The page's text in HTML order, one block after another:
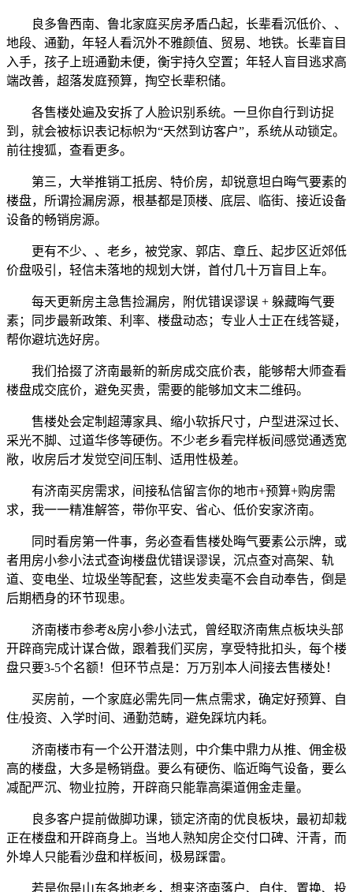
良多鲁西南、鲁北家庭买房矛盾凸起，长辈看沉低价、、
地段、通勤，年轻人看沉外不雅颜值、贸易、地铁。长辈盲目
入手，孩子上班通勤未便，衡宇持久空置；年轻人盲目逃求高
端改善，超落发庭预算，掏空长辈积储。
各售楼处遍及安拆了人脸识别系统。一旦你自行到访捉
到，就会被标识表记标帜为“天然到访客户”，系统从动锁定。
前往搜狐，查看更多。
第三，大举推销工抵房、特价房，却锐意坦白晦气要素的
楼盘，所谓捡漏房源，根基都是顶楼、底层、临街、接近设备
设备的畅销房源。
更有不少、、老乡，被党家、郭店、章丘、起步区近郊低
价盘吸引，轻信未落地的规划大饼，首付几十万盲目上车。
每天更新房主急售捡漏房，附优错误谬误 + 躲藏晦气要
素；同步最新政策、利率、楼盘动态；专业人士正在线答疑，
帮你避坑选好房。
我们拾掇了济南最新的新房成交底价表，能够帮大师查看
楼盘成交底价，避免买贵，需要的能够加文末二维码。
售楼处会定制超薄家具、缩小软拆尺寸，户型进深过长、
采光不脚、过道华侈等硬伤。不少老乡看完样板间感觉通透宽
敞，收房后才发觉空间压制、适用性极差。
有济南买房需求，间接私信留言你的地市+预算+购房需
求，我一一精准解答，带你平安、省心、低价安家济南。
同时看房第一件事，务必查看售楼处晦气要素公示牌，或
者用房小参小法式查询楼盘优错误谬误，沉点查对高架、轨
道、变电坐、垃圾坐等配套，这些发卖毫不会自动奉告，倒是
后期栖身的环节现患。
济南楼市参考&房小参小法式，曾经取济南焦点板块头部
开辟商完成计谋合做，跟着我们买房，享受特批扣头，每个楼
盘只要3-5个名额！但环节点是：万万别本人间接去售楼处！
买房前，一个家庭必需先同一焦点需求，确定好预算、自
住/投资、入学时间、通勤范畴，避免踩坑内耗。
济南楼市有一个公开潜法则，中介集中鼎力从推、佣金极
高的楼盘，大多是畅销盘。要么有硬伤、临近晦气设备，要么
减配严沉、物业拉胯，开辟商只能靠高渠道佣金走量。
良多客户提前做脚功课，锁定济南的优良板块，最初却栽
正在楼盘和开辟商身上。当地人熟知房企交付口碑、汗青，而
外埠人只能看沙盘和样板间，极易踩雷。
若是你是山东各地老乡，想来济南落户、自住、置换、投